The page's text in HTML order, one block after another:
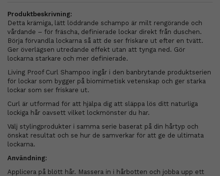
Produktbeskrivning:
Detta krämiga, lätt löddrande schampo är milt rengörande och
vårdande – för fräscha, definierade lockar direkt från duschen.
Börja förvandla lockarna så att de ser friskare ut efter en tvätt.
Ger överlägsen utredande effekt utan att tynga ned. Gör
lockarna starkare och mer definierade.
Living Proof Curl Shampoo ingår i den banbrytande produktserien
för lockar som bygger på biomimetisk vetenskap och ger starka
lockar som ser friskare ut.
Curl är utformad för att hjälpa dig att släppa lös ditt naturliga
lockiga hår oavsett vilket lockmönster du har.
Välj stylingprodukter i samma serie baserat på din hårtyp och
önskat resultat och se hur de samverkar för att ge de ultimata
lockarna.
Användning:
Applicera på blött hår. Massera in i hårbotten och jobba upp ett